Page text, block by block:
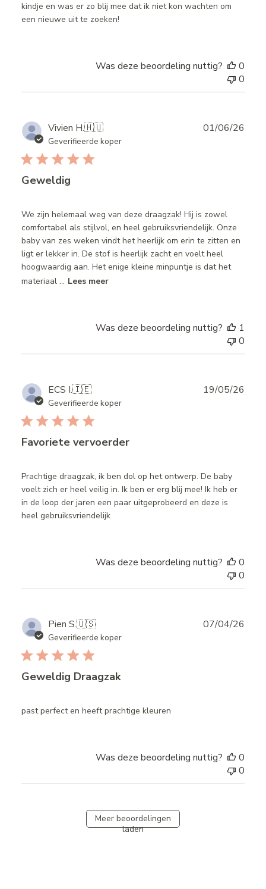
kindje en was er zo blij mee dat ik niet kon wachten om
een nieuwe uit te zoeken!
Was deze beoordeling nuttig?
0
0
Vivien H.🇭🇺
Geverifieerde koper
Geweldig
We zijn helemaal weg van deze draagzak! Hij is zowel
comfortabel als stijlvol, en heel gebruiksvriendelijk. Onze
baby van zes weken vindt het heerlijk om erin te zitten en
ligt er lekker in. De stof is heerlijk zacht en voelt heel
hoogwaardig aan. Het enige kleine minpuntje is dat het
materiaal ... Lees meer
01/06/26
Was deze beoordeling nuttig?
1
0
ECS I.🇮🇪
Geverifieerde koper
Favoriete vervoerder
Prachtige draagzak, ik ben dol op het ontwerp. De baby
voelt zich er heel veilig in. Ik ben er erg blij mee! Ik heb er
in de loop der jaren een paar uitgeprobeerd en deze is
heel gebruiksvriendelijk
19/05/26
Was deze beoordeling nuttig?
0
0
Pien S.🇺🇸
Geverifieerde koper
Geweldig Draagzak
past perfect en heeft prachtige kleuren
07/04/26
Was deze beoordeling nuttig?
0
0
Meer beoordelingen
laden